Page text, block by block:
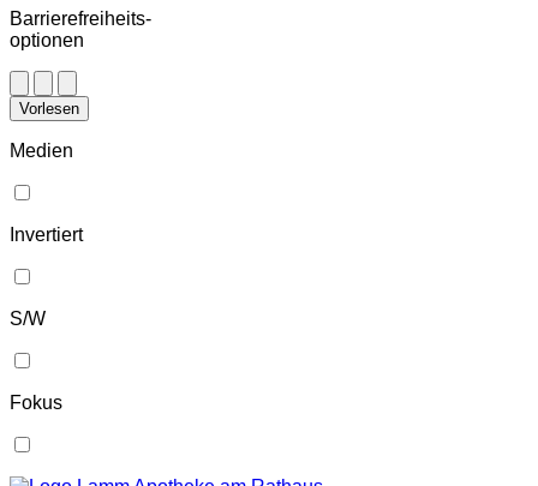
Barrierefreiheits-
optionen
Vorlesen
Medien
Invertiert
S/W
Fokus